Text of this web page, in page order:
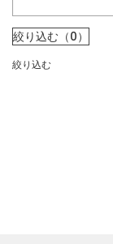
絞り込む（0）
絞り込む